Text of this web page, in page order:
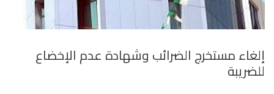
إلغاء مستخرج الضرائب وشهادة عدم الإخضاع
للضريبة